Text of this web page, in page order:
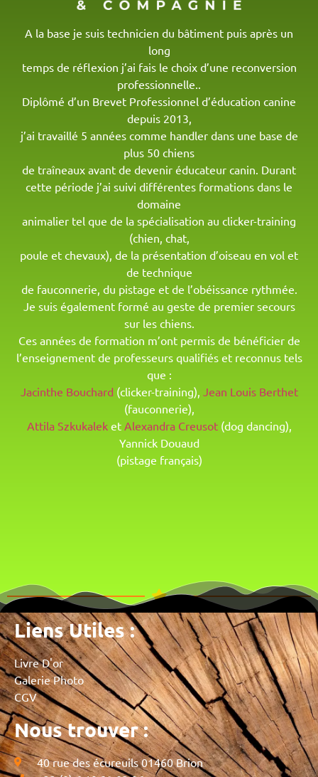
A la base je suis technicien du bâtiment puis après un
long
temps de réflexion j’ai fais le choix d’une reconversion
professionnelle..
Diplômé d’un Brevet Professionnel d’éducation canine
depuis 2013,
j’ai travaillé 5 années comme handler dans une base de
plus 50 chiens
de traîneaux avant de devenir éducateur canin. Durant
cette période j’ai suivi différentes formations dans le
domaine
animalier tel que de la spécialisation au clicker-training
(chien, chat,
poule et chevaux), de la présentation d’oiseau en vol et
de technique
de fauconnerie, du pistage et de l’obéissance rythmée.
Je suis également formé au geste de premier secours
sur les chiens.
Ces années de formation m’ont permis de bénéficier de
l’enseignement de professeurs qualifiés et reconnus tels
que :
Jacinthe Bouchard (clicker-training),
Jean Louis Berthet
(fauconnerie),
Attila Szkukaleket Alexandra Creusot(dog dancing),
Yannick Douaud
(pistage français)
Liens Utiles :
Livre D'or
Galerie Photo
CGV
Nous trouver :
40 rue des écureuils 01460 Brion